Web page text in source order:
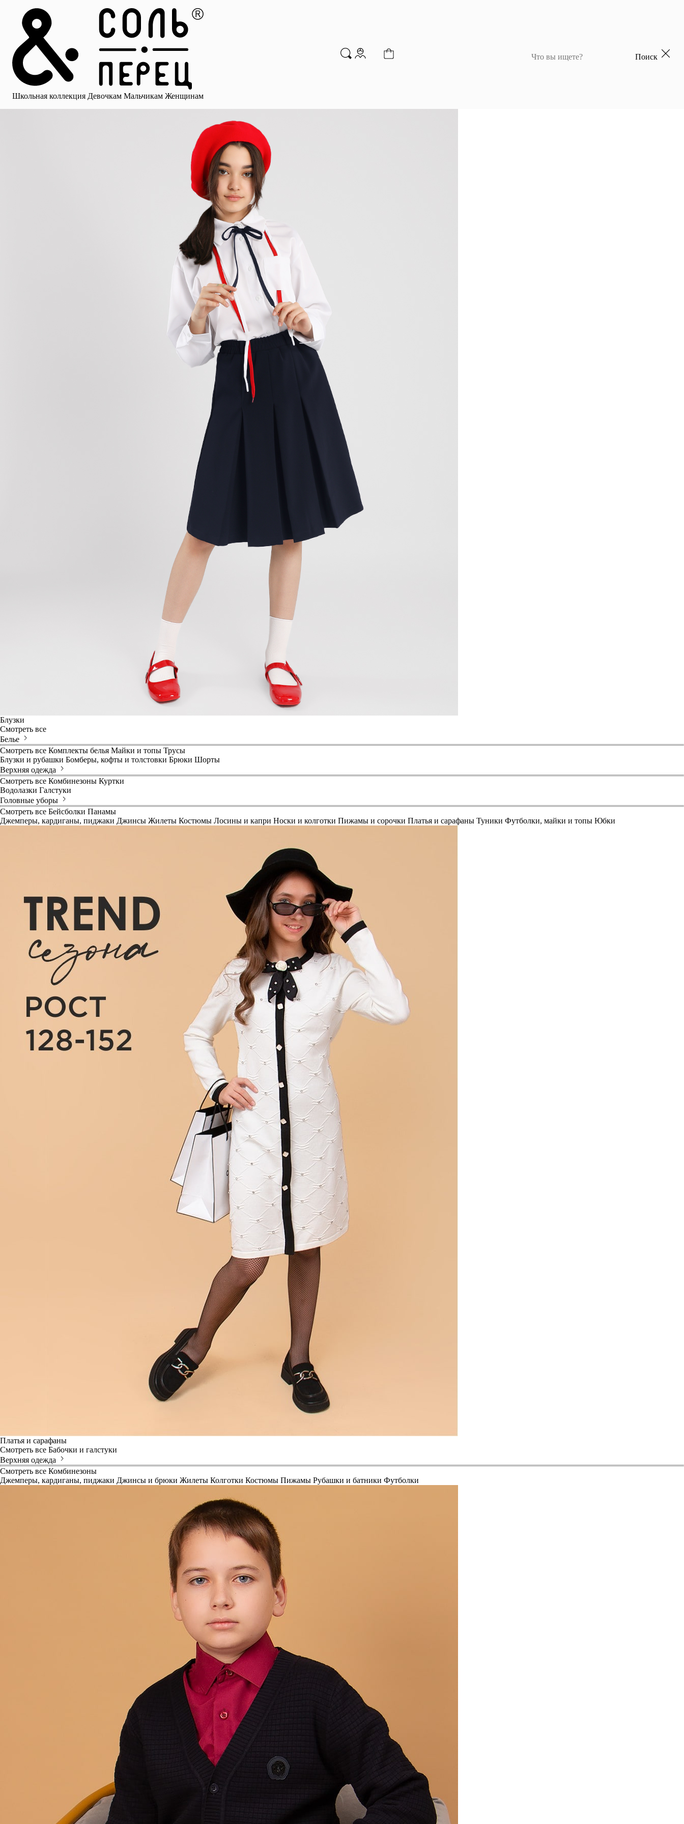
Школьная коллекция Девочкам Мальчикам Женщинам
Поиск
Главная
Каталог
Избранное
Профиль
Корзина
Школьная коллекция
Мальчикам Женщинам
Брюки для мальчиков
для девочек Носки Рубашки Платья и сарафаны Юбки
Блузки
Смотреть все
Белье
Смотреть все Комплекты белья Майки и топы Трусы
Блузки и рубашки Бомберы, кофты и толстовки Брюки Шорты
Верхняя одежда
Смотреть все Комбинезоны Куртки
Водолазки Галстуки
Головные уборы
Смотреть все Бейсболки Панамы
Джемперы, кардиганы, пиджаки Джинсы Жилеты Костюмы Лосины и капри Носки и колготки Пижамы и сорочки Платья и сарафаны Туники Футболки, майки и топы Юбки
Платья и сарафаны
Смотреть все Бабочки и галстуки
Верхняя одежда
Смотреть все Комбинезоны
Джемперы, кардиганы, пиджаки Джинсы и брюки Жилеты Колготки Костюмы Пижамы Рубашки и батники Футболки